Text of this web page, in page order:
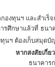
ฯ และสำเร็จกา
รศึกษาแล้วที่ ธน
งเก็บสมุดบัญชีเ
หากสงสัยเกี่
ธนาคาร